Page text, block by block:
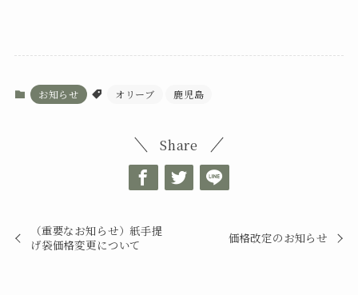
お知らせ オリーブ 鹿児島
Share
（重要なお知らせ）紙手提
げ袋価格変更について
価格改定のお知らせ